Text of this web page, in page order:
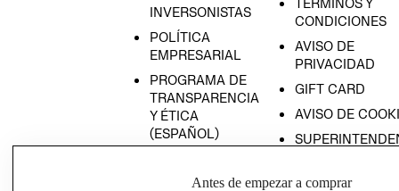
INVERSONISTAS
POLÍTICA
EMPRESARIAL
PROGRAMA DE
TRANSPARENCIA
Y ÉTICA
(ESPAÑOL)
TRANSPARENCIA
TÉRMINOS Y
CONDICIONES
AVISO DE
PRIVACIDAD
GIFT CARD
AVISO DE
Antes de empezar a comprar